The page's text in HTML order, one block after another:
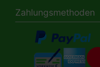
Zahlungsmethoden